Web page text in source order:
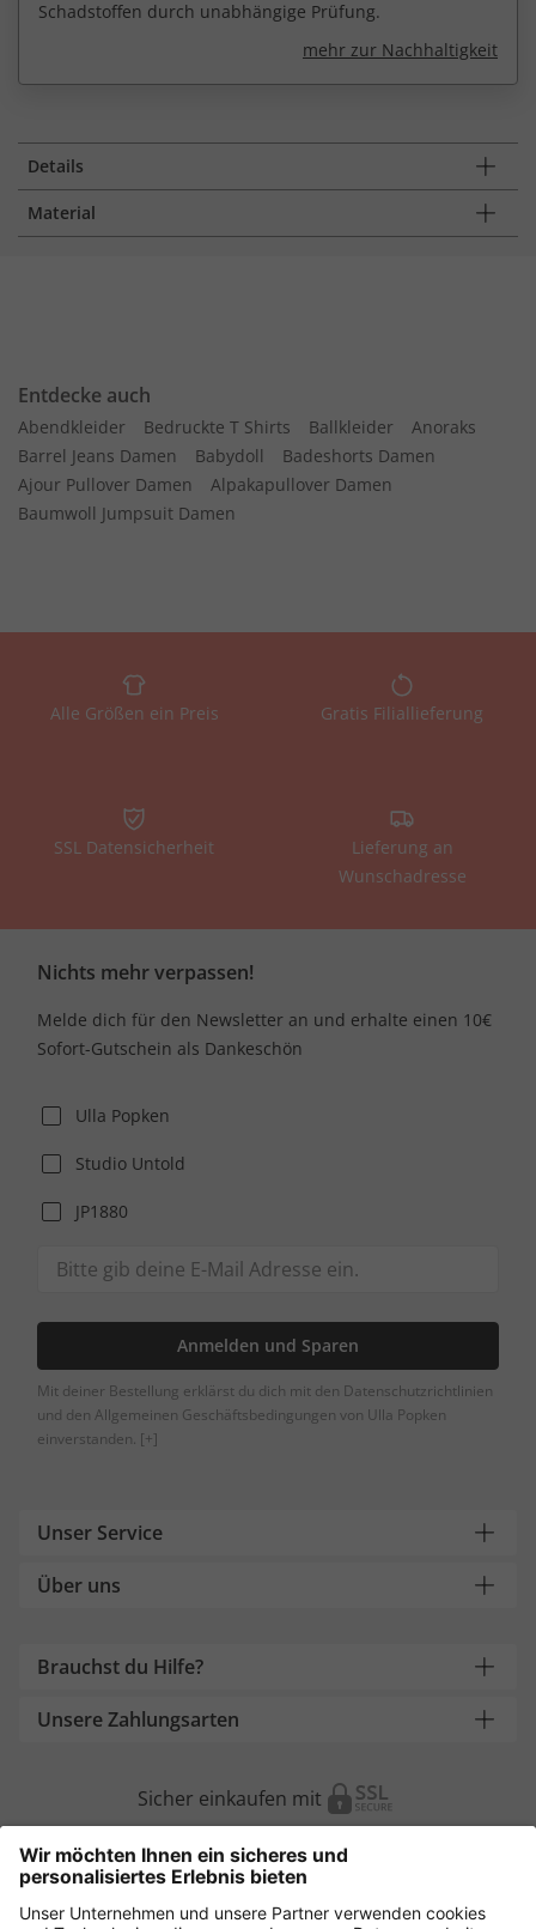
Schadstoffen durch unabhängige Prüfung.
mehr zur Nachhaltigkeit
Details
Material
Entdecke auch
Abendkleider Bedruckte T Shirts Ballkleider
Anoraks
Barrel Jeans Damen
Babydoll
Badeshorts Damen
Ajour Pullover Damen
Alpakapullover Damen
Baumwoll Jumpsuit Damen
Alle Größen ein Preis Gratis Filiallieferung
SSL Datensicherheit
Lieferung an
Wunschadresse
Nichts mehr verpassen!
Melde dich für den Newsletter an und erhalte einen 10€
Sofort-Gutschein als Dankeschön
Ulla Popken
Studio Untold
JP1880
Anmelden und Sparen
Mit deiner Bestellung erklärst du dich mit den Datenschutzrichtlinien
und den Allgemeinen Geschäftsbedingungen von Ulla Popken
einverstanden. [+]
Unser Service
Über uns
Brauchst du Hilfe?
Unsere Zahlungsarten
Sicher einkaufen mit
Weitere Onlineshops